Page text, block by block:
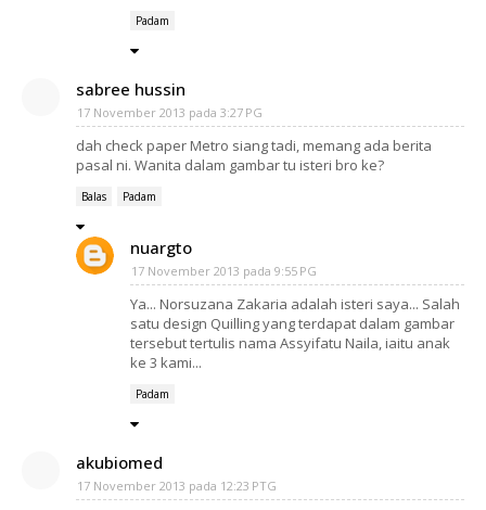
Padam
sabree hussin
17 November 2013 pada 3:27 PG
dah check paper Metro siang tadi, memang ada berita
pasal ni. Wanita dalam gambar tu isteri bro ke?
Balas Padam
nuargto
17 November 2013 pada 9:55 PG
Ya... Norsuzana Zakaria adalah isteri saya... Salah
satu design Quilling yang terdapat dalam gambar
tersebut tertulis nama Assyifatu Naila, iaitu anak
ke 3 kami...
Padam
akubiomed
17 November 2013 pada 12:23 PTG